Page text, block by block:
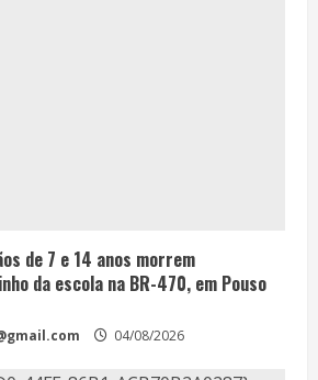
de 7 e 14 anos morrem
da escola na BR-470, em Pouso
04/08/2026